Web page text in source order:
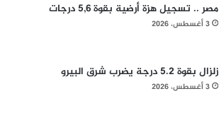
مصر .. تسجيل هزة أرضية بقوة 5,6 درجات
3 أغسطس، 2026
زلزال بقوة 5.2 درجة يضرب شرق البيرو
3 أغسطس، 2026